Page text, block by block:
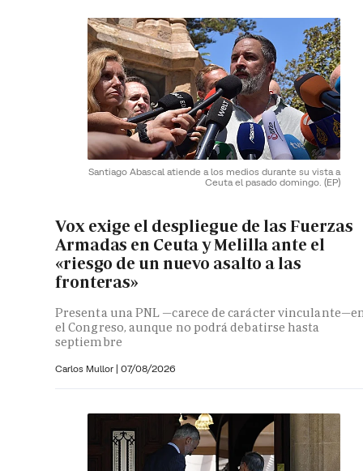
Santiago Abascal atiende a los medios durante su vista a
Ceuta el pasado domingo. (EP)
Vox exige el despliegue de las Fuerzas
Armadas en Ceuta y Melilla ante el
«riesgo de un nuevo asalto a las
fronteras»
Presenta una PNL —carece de carácter
el Congreso, aunque no podrá debatirse hasta
septiembre
Carlos Mullor | 07/08/2026